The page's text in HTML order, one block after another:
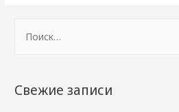
т
Свежие записи